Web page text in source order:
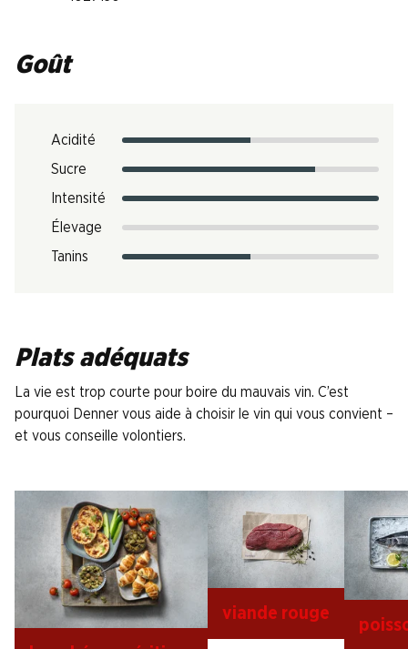
Goût
Acidité
Sucre
Intensité
Élevage
Tanins
Plats adéquats
La vie est trop courte pour boire du mauvais vin. C’est
pourquoi Denner vous aide à choisir le vin qui vous convient –
et vous conseille volontiers.
viande rouge